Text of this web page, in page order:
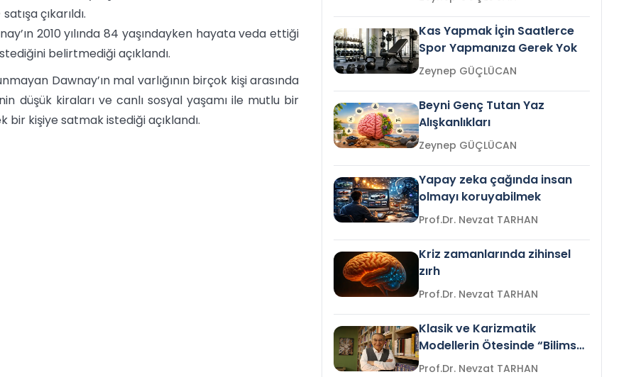
çıkarıldı.
2010 yılında 84 yaşındayken hayata veda ettiği
belirtmediği açıklandı.
Dawnay’ın mal varlığının birçok kişi arasında
düşük kiraları ve canlı sosyal yaşamı ile mutlu bir
bir kişiye satmak istediği açıklandı.
Kas Yapmak İçin Saatlerce
Spor Yapmanıza Gerek Yok
Zeynep GÜÇLÜCAN
Beyni Genç Tutan Yaz
Alışkanlıkları
Zeynep GÜÇLÜCAN
Yapay zeka çağında insan
olmayı koruyabilmek
Prof.Dr. Nevzat TARHAN
Kriz zamanlarında zihinsel
zırh
Prof.Dr. Nevzat TARHAN
Klasik ve Karizmatik
Modellerin Ötesinde “Bilimsel
Liderlik”
Prof.Dr. Nevzat TARHAN